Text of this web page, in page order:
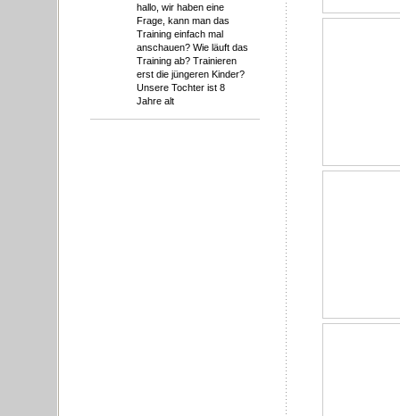
hallo, wir haben eine
Frage, kann man das
Training einfach mal
anschauen? Wie läuft das
Training ab? Trainieren
erst die jüngeren Kinder?
Unsere Tochter ist 8
Jahre alt